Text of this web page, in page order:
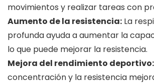
movimientos y realizar tareas con
Aumento de la resistencia: La
profunda ayuda a aumentar la
lo que puede mejorar la resistencia.
Mejora del rendimiento deportivo:
concentración y la resistencia